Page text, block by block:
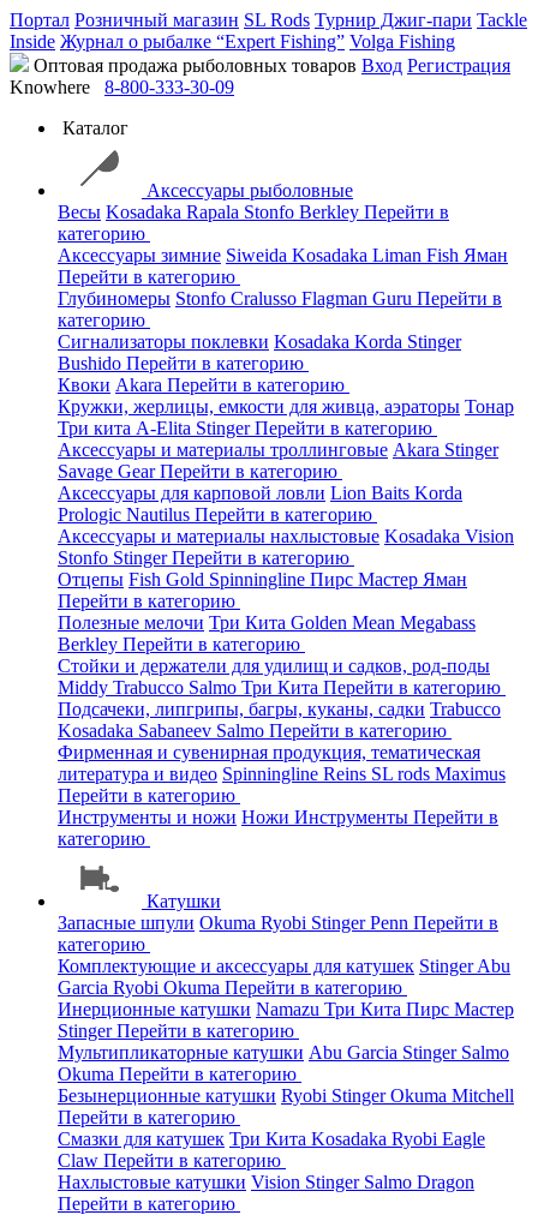
Портал Розничный магазин SL Rods Турнир Джиг-пари Tackle
Inside Журнал о рыбалке “Expert Fishing” Volga Fishing
Оптовая продажа рыболовных товаров Вход Регистрация
Knowhere
8-800-333-30-09
Каталог
Аксессуары рыболовные
Весы Kosadaka Rapala Stonfo Berkley Перейти в
категорию
Аксессуары зимние Siweida Kosadaka Liman Fish Яман
Перейти в категорию
Глубиномеры Stonfo Cralusso Flagman Guru Перейти в
категорию
Сигнализаторы поклевки Kosadaka Korda Stinger
Bushido Перейти в категорию
Квоки Akara Перейти в категорию
Кружки, жерлицы, емкости для живца, аэраторы Тонар
Три кита A-Elita StingerПерейти в категорию
Аксессуары и материалы троллинговые Akara Stinger
Savage GearПерейти в категорию
Аксессуары для карповой ловли Lion Baits Korda
Prologic Nautilus Перейти в категорию
Аксессуары и материалы нахлыстовые Kosadaka Vision
Stonfo StingerПерейти в категорию
Отцепы Fish Gold Spinningline Пирс Мастер Яман
Перейти в категорию
Полезные мелочи Три Кита Golden Mean Megabass
Berkley Перейти в категорию
Стойки и держатели для удилищ и садков, род-поды
Middy Trabucco Salmo Три Кита Перейти в категорию
Подсачеки, липгрипы, багры, куканы, садки Trabucco
Kosadaka Sabaneev Salmo Перейти в категорию
Фирменная и сувенирная продукция, тематическая
литература и видео Spinningline Reins SL rods Maximus
Перейти в категорию
Инструменты и ножи Ножи Инструменты Перейти в
категорию
Катушки
Запасные шпули Okuma Ryobi StingerPenn Перейти в
категорию
Комплектующие и аксессуары для катушек StingerAbu
Garcia Ryobi Okuma Перейти в категорию
Инерционные катушки Namazu Три Кита Пирс Мастер
StingerПерейти в категорию
Мультипликаторные катушки Abu Garcia Stinger Salmo
Okuma Перейти в категорию
Безынерционные катушки Ryobi StingerOkuma Mitchell
Перейти в категорию
Смазки для катушек Три Кита Kosadaka Ryobi Eagle
Claw Перейти в категорию
Нахлыстовые катушки Vision Stinger Salmo Dragon
Перейти в категорию